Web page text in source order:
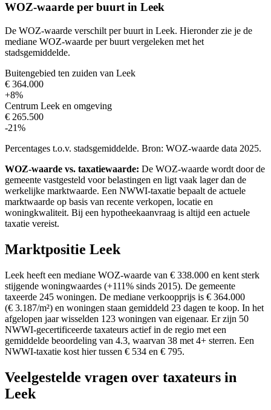
WOZ-waarde per buurt in Leek
De WOZ-waarde verschilt per buurt in Leek. Hieronder zie je de
mediane WOZ-waarde per buurt vergeleken met het
stadsgemiddelde.
Buitengebied ten zuiden van Leek
€ 364.000
+8%
Centrum Leek en omgeving
€ 265.500
-21%
Percentages t.o.v. stadsgemiddelde. Bron: WOZ-waarde data 2025.
WOZ-waarde vs. taxatiewaarde: De WOZ-waarde wordt door de
gemeente vastgesteld voor belastingen en ligt vaak lager dan de
werkelijke marktwaarde. Een NWWI-taxatie bepaalt de actuele
marktwaarde op basis van recente verkopen, locatie en
woningkwaliteit. Bij een hypotheekaanvraag is altijd een actuele
taxatie vereist.
Marktpositie Leek
Leek heeft een mediane WOZ-waarde van € 338.000 en kent sterk
stijgende woningwaardes (+111% sinds 2015). De gemeente
taxeerde 245 woningen. De mediane verkoopprijs is € 364.000
(€ 3.187/m²) en woningen staan gemiddeld 23 dagen te koop. In het
afgelopen jaar wisselden 123 woningen van eigenaar. Er zijn 50
NWWI-gecertificeerde taxateurs actief in de regio met een
gemiddelde beoordeling van 4.3, waarvan 38 met 4+ sterren. Een
NWWI-taxatie kost hier tussen € 534 en € 795.
Veelgestelde vragen over taxateurs in
Leek